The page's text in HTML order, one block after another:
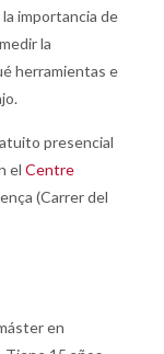
importancia de
la
herramientas e
presencial
el Centre
(Carrer del
en